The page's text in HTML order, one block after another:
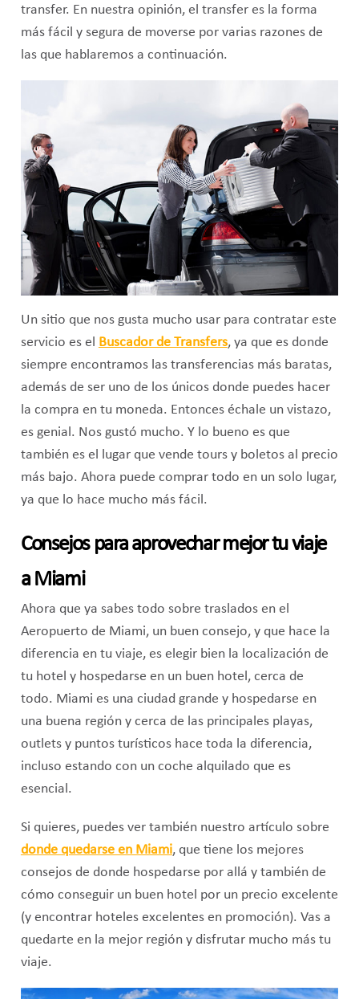
transfer. En nuestra opinión, el transfer es la forma
más fácil y segura de moverse por varias razones de
las que hablaremos a continuación.
Un sitio que nos gusta mucho usar para contratar este
servicio es el Buscador de Transfers, ya que es donde
siempre encontramos las transferencias más baratas,
además de ser uno de los únicos donde puedes hacer
la compra en tu moneda. Entonces échale un vistazo,
es genial. Nos gustó mucho. Y lo bueno es que
también es el lugar que vende tours y boletos al precio
más bajo. Ahora puede comprar todo en un solo lugar,
ya que lo hace mucho más fácil.
Consejos para aprovechar mejor tu viaje
a Miami
Ahora que ya sabes todo sobre traslados en el
Aeropuerto de Miami, un buen consejo, y que hace la
diferencia en tu viaje, es elegir bien la localización de
tu hotel y hospedarse en un buen hotel, cerca de
todo. Miami es una ciudad grande y hospedarse en
una buena región y cerca de las principales playas,
outlets y puntos turísticos hace toda la diferencia,
incluso estando con un coche alquilado que es
esencial.
Si quieres, puedes ver también nuestro artículo sobre
donde quedarse en Miami, que tiene los mejores
consejos de donde hospedarse por allá y también de
cómo conseguir un buen hotel por un precio excelente
(y encontrar hoteles excelentes en promoción). Vas a
quedarte en la mejor región y disfrutar mucho más tu
viaje.